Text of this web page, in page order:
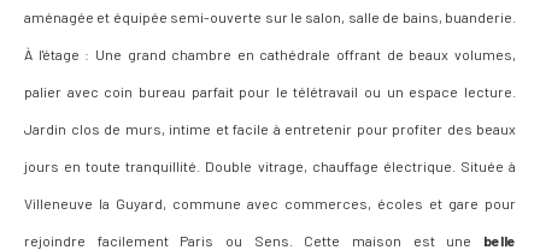
aménagée et équipée semi-ouverte sur le salon, salle de bains, buanderie.
À l'étage : Une grand chambre en cathédrale offrant de beaux volumes,
palier avec coin bureau parfait pour le télétravail ou un espace lecture.
Jardin clos de murs, intime et facile à entretenir pour profiter des beaux
jours en toute tranquillité. Double vitrage, chauffage électrique. Située à
Villeneuve la Guyard, commune avec commerces, écoles et gare pour
rejoindre facilement Paris ou Sens. Cette maison est une belle